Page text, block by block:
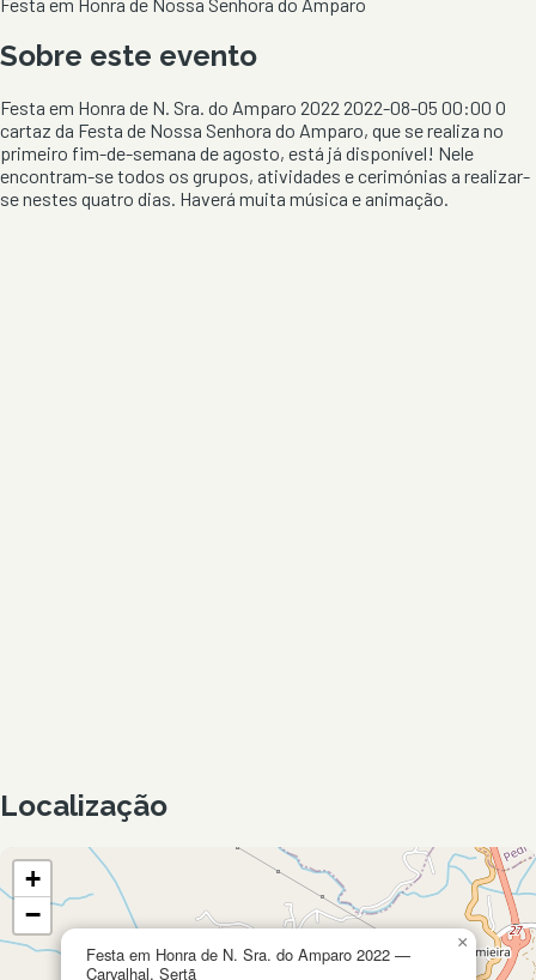
Sobre este evento
Festa em Honra de N. Sra. do Amparo 2022 2022-08-05 00:00 O
cartaz da Festa de Nossa Senhora do Amparo, que se realiza no
primeiro fim-de-semana de agosto, está já disponível! Nele
encontram-se todos os grupos, atividades e cerimónias a realizar-
se nestes quatro dias. Haverá muita música e animação.
Localização
Festa em Honra de N. Sra. do Amparo 2022 —
Carvalhal, Sertã
×
+
−